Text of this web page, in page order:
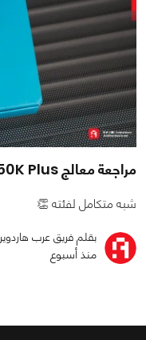
مراجعة معالج Intel Core Ultra 5 250K Plus
شبه متكامل لفئته 👏
بقلم فريق عرب هاردوير
منذ أسبوع